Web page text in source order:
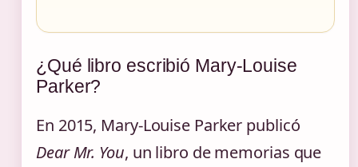
¿Qué libro escribió Mary-Louise
Parker?
En 2015, Mary-Louise Parker publicó
Dear Mr. You, un libro de memorias que